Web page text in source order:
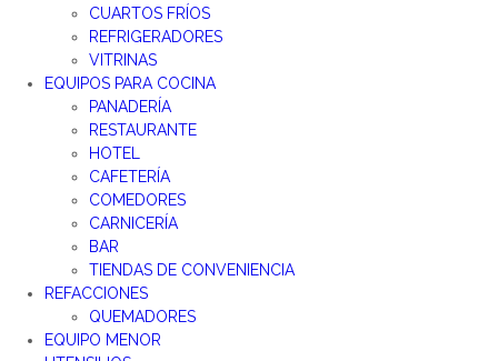
CUARTOS FRÍOS
REFRIGERADORES
VITRINAS
EQUIPOS PARA COCINA
PANADERÍA
RESTAURANTE
HOTEL
CAFETERÍA
COMEDORES
CARNICERÍA
BAR
TIENDAS DE CONVENIENCIA
REFACCIONES
QUEMADORES
EQUIPO MENOR